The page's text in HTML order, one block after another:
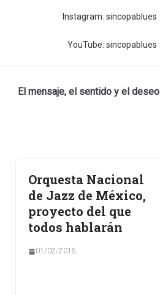
Instagram: sincopablues
YouTube: sincopablues
El mensaje, el sentido y el deseo
Orquesta Nacional
de Jazz de México,
proyecto del que
todos hablarán
01/02/2015